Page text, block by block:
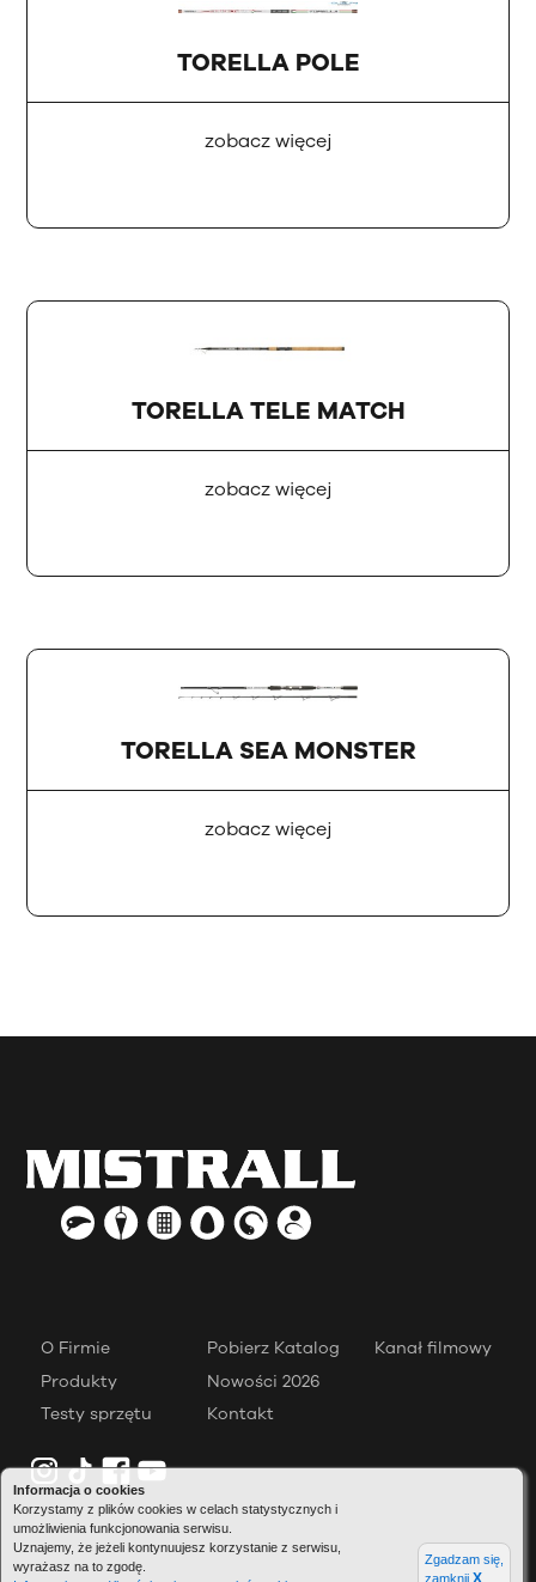
Informacja o cookies
Korzystamy z plików cookies w celach statystycznych i
umożliwienia funkcjonowania serwisu.
Uznajemy, że jeżeli kontynuujesz korzystanie z serwisu,
wyrażasz na to zgodę.
Zgadzam się,
zamknij X
TORELLA POLE
zobacz więcej
TORELLA TELE MATCH
zobacz więcej
TORELLA SEA MONSTER
zobacz więcej
O Firmie
Produkty
Testy sprzętu
Pobierz Katalog
Nowości 2026
Kontakt
Kanał filmowy